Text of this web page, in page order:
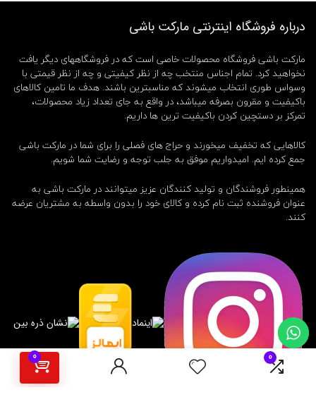
0
0
درباره فروشگاه اینترنتی مارکت باشی
مارکت باشی فروشگاه محصولات خاصی است که در فروشگاههای دیگر یافت
نخواهید کرد. تمام اجناس منتخب چه از نظر کیفیتی و چه از نظر قیمتی با
وسواس طوری انتخاب میشوند که مناسبترین باشند. هدف ما تامین کالاهای
باکیفیت و مقرون بصرفه میباشد، در واقع به جای تعداد زیاد محصولات،
تمرکز بر دستچین کردن باکیفیت ترین ها داریم.
کالاهایی که تخفیف میخورند و حراج های فصلی را برای شما در مارکت باشی
جمع کرده ایم. امیدواریم موفق به جلب توجه و رضایت شما شویم.
همینطور فروشندگان و تولید کنندگان عزیز میتوانند در مارکت باشی به
عنوان فروشنده ثبت نام کرده و کالای خود را بدون واسطه به مشتریان عرضه
کنند.